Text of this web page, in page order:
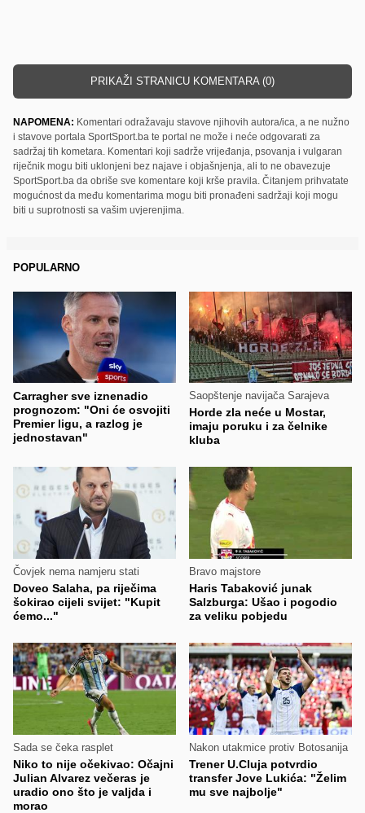
PRIKAŽI STRANICU KOMENTARA (0)
NAPOMENA: Komentari odražavaju stavove njihovih autora/ica, a ne nužno
i stavove portala SportSport.ba te portal ne može i neće odgovarati za
sadržaj tih kometara. Komentari koji sadrže vrijeđanja, psovanja i vulgaran
riječnik mogu biti uklonjeni bez najave i objašnjenja, ali to ne obavezuje
SportSport.ba da obriše sve komentare koji krše pravila. Čitanjem prihvatate
mogućnost da među komentarima mogu biti pronađeni sadržaji koji mogu
biti u suprotnosti sa vašim uvjerenjima.
POPULARNO
Carragher sve iznenadio
prognozom: "Oni će osvojiti
Premier ligu, a razlog je
jednostavan"
Saopštenje navijača Sarajeva
Horde zla neće u Mostar,
imaju poruku i za čelnike
kluba
Čovjek nema namjeru stati
Doveo Salaha, pa riječima
šokirao cijeli svijet: "Kupit
ćemo..."
Bravo majstore
Haris Tabaković junak
Salzburga: Ušao i pogodio
za veliku pobjedu
Sada se čeka rasplet
Niko to nije očekivao: Očajni
Julian Alvarez večeras je
uradio ono što je valjda i
morao
Nakon utakmice protiv Botosanija
Trener U.Cluja potvrdio
transfer Jove Lukića: "Želim
mu sve najbolje"